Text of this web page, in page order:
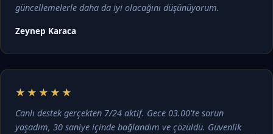
güncellemelerle daha da iyi olacağını düşünüyorum.
Zeynep Karaca
★★★★★
Canlı destek gerçekten 7/24 aktif. Gece 03.00'te sorun
yaşadım, 30 saniye içinde bağlandım ve çözüldü. Güvenlik